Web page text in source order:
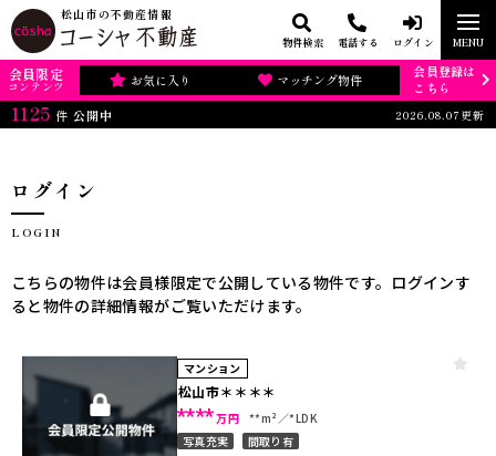
松山市の不動産情報
物件検索 電話する ログイン MENU
会員限定
コンテンツ お気に入り マッチング物件
会員登録は
こちら
1125 件 公開中 2026.08.07更新
ログイン
LOGIN
こちらの物件は会員様限定で公開している物件です。ログインす
ると物件の詳細情報がご覧いただけます。
マンション
松山市＊＊＊＊
****万円 **m²
*LDK
写真充実
間取り有